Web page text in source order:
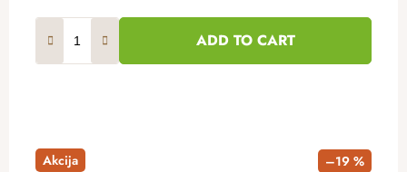
ADD TO CART
Akcija –19 %